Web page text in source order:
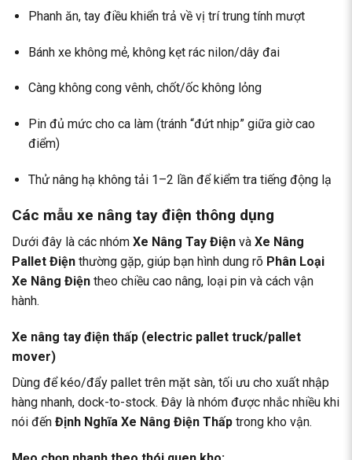
Phanh ăn, tay điều khiển trả về vị trí trung tính mượt
Bánh xe không mẻ, không kẹt rác nilon/dây đai
Càng không cong vênh, chốt/ốc không lỏng
Pin đủ mức cho ca làm (tránh “đứt nhịp” giữa giờ cao
điểm)
Thử nâng hạ không tải 1–2 lần để kiểm tra tiếng động lạ
Các mẫu xe nâng tay điện thông dụng
Dưới đây là các nhóm Xe Nâng Tay Điện và Xe Nâng
Pallet Điện thường gặp, giúp bạn hình dung rõ Phân Loại
Xe Nâng Điện theo chiều cao nâng, loại pin và cách vận
hành.
Xe nâng tay điện thấp (electric pallet truck/pallet
mover)
Dùng để kéo/đẩy pallet trên mặt sàn, tối ưu cho xuất nhập
hàng nhanh, dock-to-stock. Đây là nhóm được nhắc nhiều khi
nói đến Định Nghĩa Xe Nâng Điện Thấp trong kho vận.